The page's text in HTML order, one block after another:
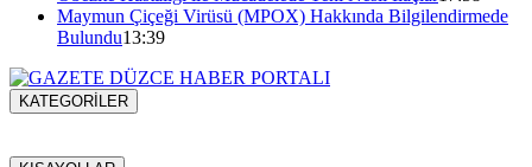
Maymun Çiçeği Virüsü (MPOX) Hakkında Bilgilendirmede
Bulundu13:39
KATEGORİLER